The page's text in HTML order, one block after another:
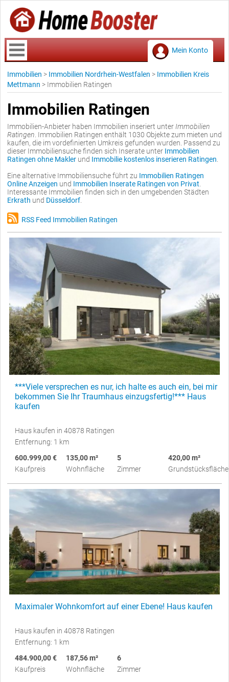
Mein Konto
Immobilien > Immobilien Nordrhein-Westfalen > Immobilien Kreis
Mettmann > Immobilien Ratingen
Immobilien Ratingen
Immobilien-Anbieter haben Immobilien inseriert unter Immobilien
Ratingen . Immobilien Ratingen enthält 1030 Objekte zum mieten und
kaufen, die im vordefinierten Umkreis gefunden wurden. Passend zu
dieser Immobiliensuche finden sich Inserate unter Immobilien
Ratingen ohne Makler und Immobilie kostenlos inserieren Ratingen
Eine alternative Immobiliensuche führt zu Immobilien Ratingen
Online Anzeigen und Immobilien Inserate Ratingen von Privat
Interessante Immobilien finden sich in den umgebenden Städten
Erkrath und Düsseldorf
RSS Feed Immobilien Ratingen
***Viele versprechen es nur, ich halte es auch ein, bei mir
bekommen Sie Ihr Traumhaus einzugsfertig!*** Haus
kaufen
Haus kaufen in 40878 Ratingen
Entfernung: 1 km
600.999,00 €
Kaufpreis
135,00 m²
Wohnfläche
5
Zimmer
420,00 m²
Grundstücksfläche
Maximaler Wohnkomfort auf einer Ebene! Haus kaufen
Haus kaufen in 40878 Ratingen
Entfernung: 1 km
484.900,00 €
Kaufpreis
187,56 m²
Wohnfläche
6
Zimmer